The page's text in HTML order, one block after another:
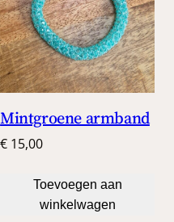
Mintgroene armband
€ 15,00
Toevoegen aan
winkelwagen